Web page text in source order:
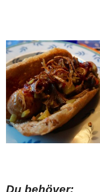
Du behöver: